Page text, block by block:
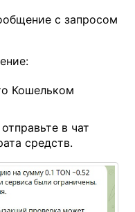
с запросом
Кошельком
в чат
средств.